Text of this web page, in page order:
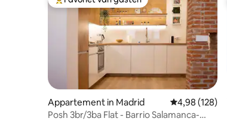
Topfavoriet van gasten
Appartement in Madrid Gemiddelde
4,98 (128)
Posh 3br/3ba Flat - Barrio Salamanca-